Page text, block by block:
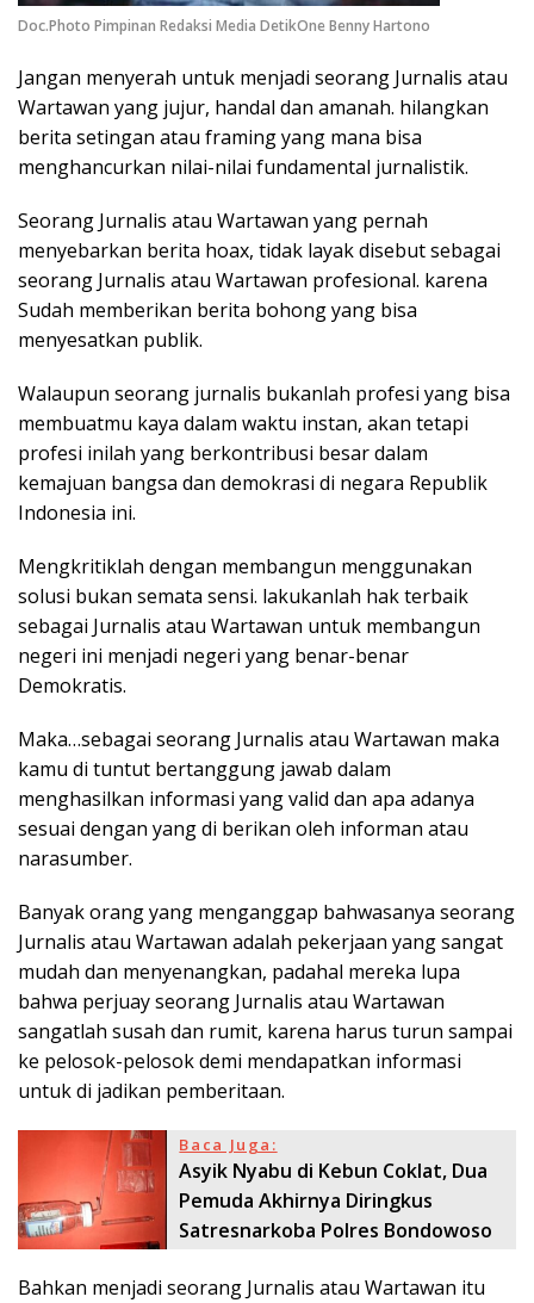
Doc.Photo Pimpinan Redaksi Media DetikOne Benny Hartono
Jangan menyerah untuk menjadi seorang Jurnalis atau
Wartawan yang jujur, handal dan amanah. hilangkan
berita setingan atau framing yang mana bisa
menghancurkan nilai-nilai fundamental jurnalistik.
Seorang Jurnalis atau Wartawan yang pernah
menyebarkan berita hoax, tidak layak disebut sebagai
seorang Jurnalis atau Wartawan profesional. karena
Sudah memberikan berita bohong yang bisa
menyesatkan publik.
Walaupun seorang jurnalis bukanlah profesi yang bisa
membuatmu kaya dalam waktu instan, akan tetapi
profesi inilah yang berkontribusi besar dalam
kemajuan bangsa dan demokrasi di negara Republik
Indonesia ini.
Mengkritiklah dengan membangun menggunakan
solusi bukan semata sensi. lakukanlah hak terbaik
sebagai Jurnalis atau Wartawan untuk membangun
negeri ini menjadi negeri yang benar-benar
Demokratis.
Maka…sebagai seorang Jurnalis atau Wartawan maka
kamu di tuntut bertanggung jawab dalam
menghasilkan informasi yang valid dan apa adanya
sesuai dengan yang di berikan oleh informan atau
narasumber.
Banyak orang yang menganggap bahwasanya seorang
Jurnalis atau Wartawan adalah pekerjaan yang sangat
mudah dan menyenangkan, padahal mereka lupa
bahwa perjuay seorang Jurnalis atau Wartawan
sangatlah susah dan rumit, karena harus turun sampai
ke pelosok-pelosok demi mendapatkan informasi
untuk di jadikan pemberitaan.
Baca Juga:
Asyik Nyabu di Kebun Coklat, Dua
Pemuda Akhirnya Diringkus
Satresnarkoba Polres Bondowoso
Bahkan menjadi seorang Jurnalis atau Wartawan itu